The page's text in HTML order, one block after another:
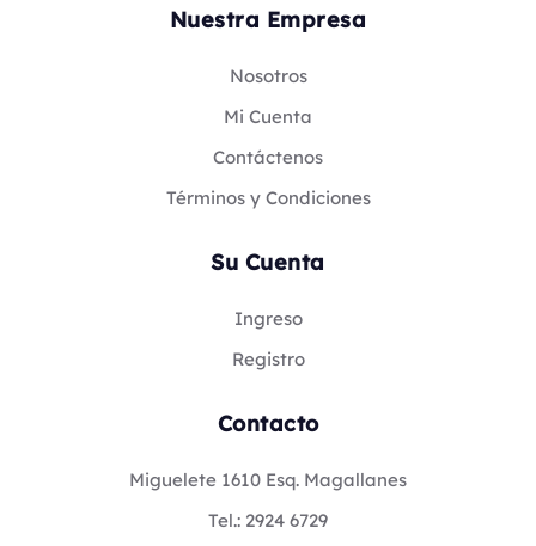
Nuestra Empresa
Nosotros
Mi Cuenta
Contáctenos
Términos y Condiciones
Su Cuenta
Ingreso
Registro
Contacto
Miguelete 1610 Esq. Magallanes
Tel.: 2924 6729